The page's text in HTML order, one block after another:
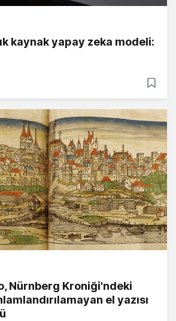
kaynak yapay zeka modeli:
Nürnberg Kroniği'ndeki
el yazısı